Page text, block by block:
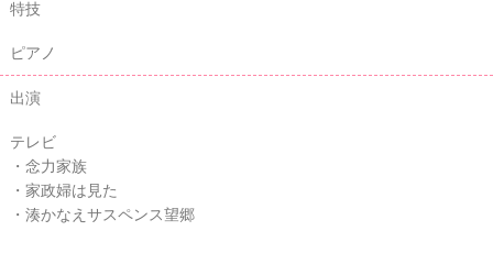
特技
ピアノ
出演
テレビ
・念力家族
・家政婦は見た
・湊かなえサスペンス望郷